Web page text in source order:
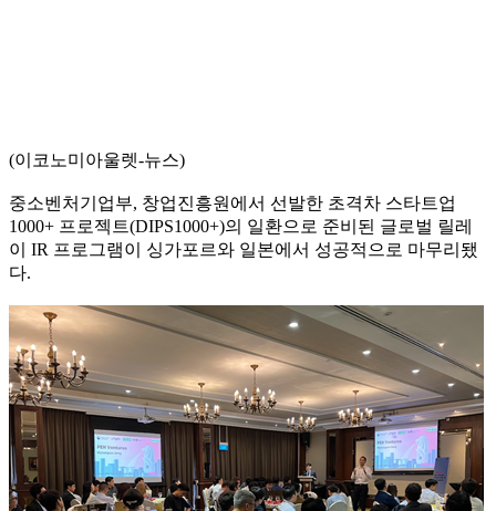
(이코노미아울렛-뉴스)
중소벤처기업부, 창업진흥원에서 선발한 초격차 스타트업
1000+ 프로젝트(DIPS1000+)의 일환으로 준비된 글로벌 릴레
이 IR 프로그램이 싱가포르와 일본에서 성공적으로 마무리됐
다.